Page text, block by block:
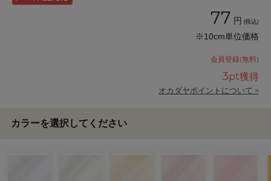
77 円 (税込)
※10cm単位価格
会員登録(無料)
3pt獲得
オカダヤポイントについて >
カラーを選択してください